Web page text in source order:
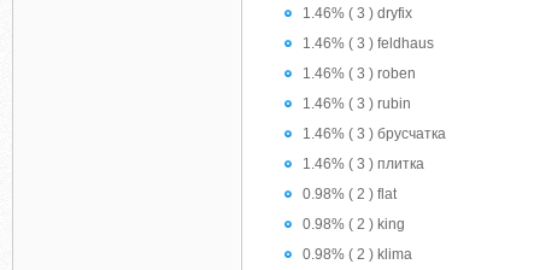
1.46% ( 3 ) dryfix
1.46% ( 3 ) feldhaus
1.46% ( 3 ) roben
1.46% ( 3 ) rubin
1.46% ( 3 ) брусчатка
1.46% ( 3 ) плитка
0.98% ( 2 ) flat
0.98% ( 2 ) king
0.98% ( 2 ) klima